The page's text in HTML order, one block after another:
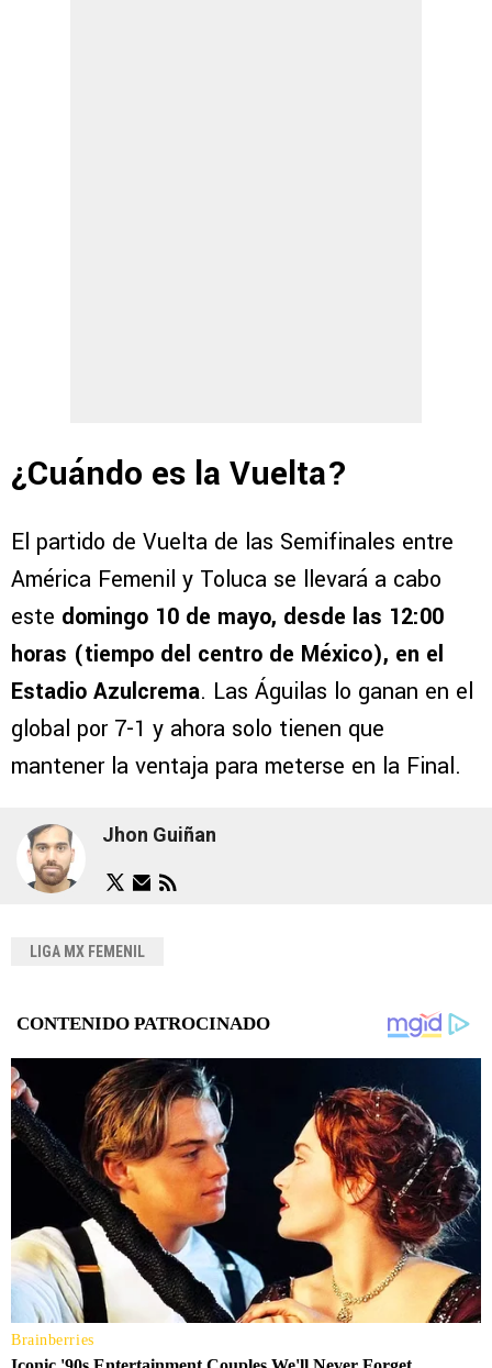
¿Cuándo es la Vuelta?
El partido de Vuelta de las Semifinales entre
América Femenil y Toluca se llevará a cabo
este domingo 10 de mayo, desde las 12:00
horas (tiempo del centro de México), en el
Estadio Azulcrema. Las Águilas lo ganan en el
global por 7-1 y ahora solo tienen que
mantener la ventaja para meterse en la Final.
Jhon Guiñan
LIGA MX FEMENIL